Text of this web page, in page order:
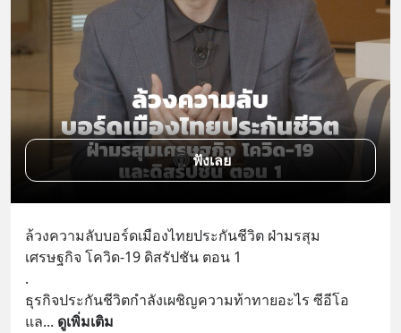
ฟังเลย
ล้วงความลับบอร์ดเมืองไทยประกันชีวิต ฝ่ามรสุม
เศรษฐกิจ โควิด-19 ดิสรัปชัน ตอน 1
.
ธุรกิจประกันชีวิตกำลังเผชิญความท้าทายอะไร ซีอีโอ
แล... ดูเพิ่มเติม